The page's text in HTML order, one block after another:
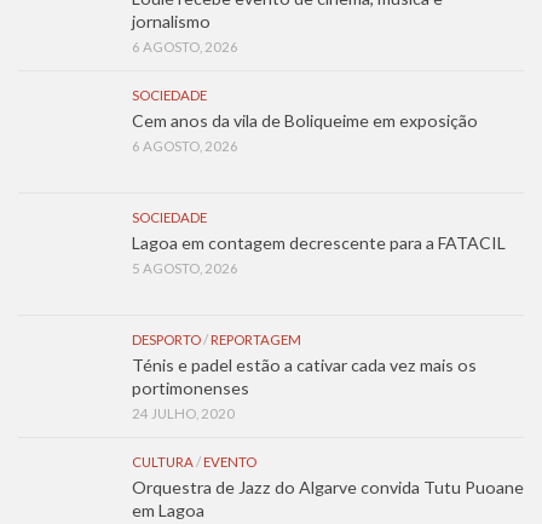
jornalismo
6 AGOSTO, 2026
SOCIEDADE
Cem anos da vila de Boliqueime em exposição
6 AGOSTO, 2026
SOCIEDADE
Lagoa em contagem decrescente para a FATACIL
5 AGOSTO, 2026
DESPORTO/ REPORTAGEM
Ténis e padel estão a cativar cada vez mais os
portimonenses
24 JULHO, 2020
CULTURA/ EVENTO
Orquestra de Jazz do Algarve convida Tutu Puoane
em Lagoa